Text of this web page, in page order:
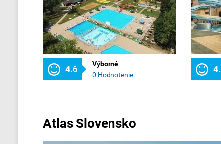
4.6
Výborné
0 Hodnotenie
Atlas Slovensko